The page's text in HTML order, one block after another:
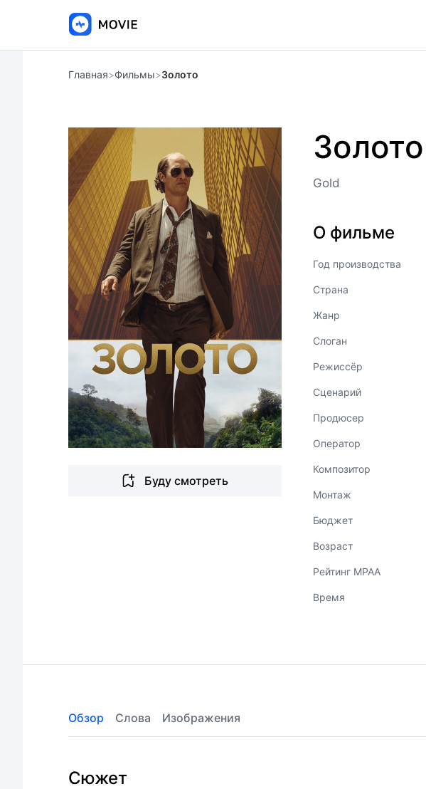
Главная>Фильмы>Золото
Буду смотреть
Золото
Gold
О фильме
Год производства
Страна
Жанр
Слоган
Режиссёр
Сценарий
Продюсер
Оператор
Композитор
Монтаж
Бюджет
Возраст
Рейтинг MPAA
Время
Обзор Слова Изображения
Сюжет